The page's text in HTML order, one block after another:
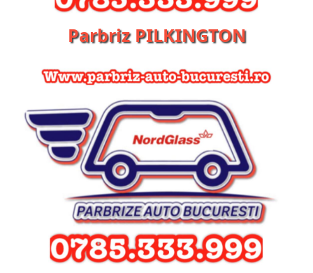
Parbriz PILKINGTON